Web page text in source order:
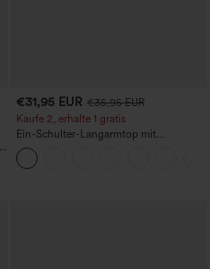
€31,95 EUR €35,95 EUR
Kaufe 2, erhalte 1 gratis
Ein-Schulter-Langarmtop mit
Daumenloch, geschwungener Saum
(High-Low), schnell trocknend – Yoga-
Sporttop mit integriertem BH